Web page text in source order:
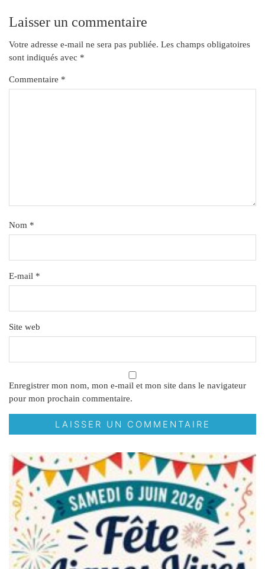
Laisser un commentaire
Votre adresse e-mail ne sera pas publiée. Les champs obligatoires
sont indiqués avec *
Commentaire *
Nom *
E-mail *
Site web
Enregistrer mon nom, mon e-mail et mon site dans le navigateur
pour mon prochain commentaire.